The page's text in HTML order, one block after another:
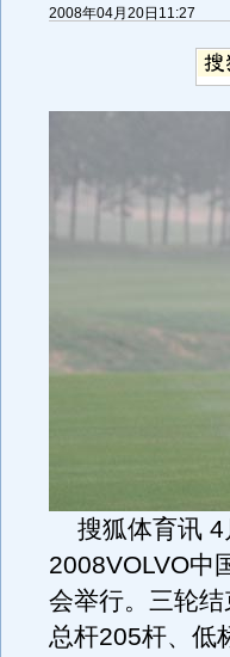
2008年04月20日11:27
搜狐体育讯 4
2008VOLVO中
会举行。三轮
总杆205杆、低